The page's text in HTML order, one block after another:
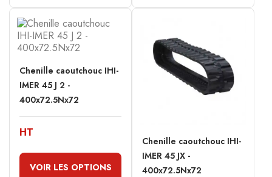
Chenille caoutchouc IHI-
IMER 45 J 2 -
400x72.5Nx72
HT
VOIR LES OPTIONS
Chenille caoutchouc IHI-
IMER 45 JX -
400x72.5Nx72